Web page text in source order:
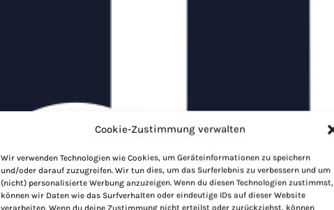
Cookie-Zustimmung verwalten
Wir verwenden Technologien wie Cookies, um Geräteinformationen zu speichern
und/oder darauf zuzugreifen. Wir tun dies, um das Surferlebnis zu verbessern und um
(nicht) personalisierte Werbung anzuzeigen. Wenn du diesen Technologien zustimmst,
können wir Daten wie das Surfverhalten oder eindeutige IDs auf dieser Website
verarbeiten. Wenn du deine Zustimmung nicht erteilst oder zurückziehst, können